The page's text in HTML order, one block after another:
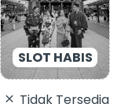
Tidak Tersedia